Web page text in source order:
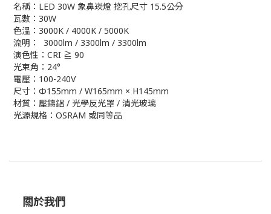
名稱：LED 30W 象鼻崁燈 挖孔尺寸 15.5公分
瓦數：30W
色溫：3000K / 4000K / 5000K
流明： 3000lm / 3300lm / 3300lm
演色性：CRI ≧ 90
光束角：24°
電壓：100-240V
尺寸：Φ155mm / W165mm × H145mm
材質：壓鑄鋁 / 光學反光罩 / 清光玻璃
光源規格：OSRAM 或同等品
關於我們